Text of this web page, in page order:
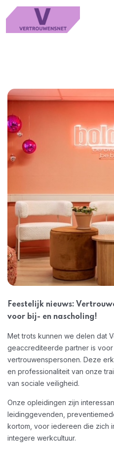
Feestelijk nieuws:
voor bij- en nascholing!
Met trots kunnen we delen dat
geaccrediteerde partner is
vertrouwenspersonen. Deze
en professionaliteit van onze
van sociale veiligheid.
Onze opleidingen zijn
leidinggevenden,
kortom, voor iedereen die zich
integere werkcultuur.